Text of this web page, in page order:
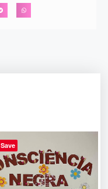
Save